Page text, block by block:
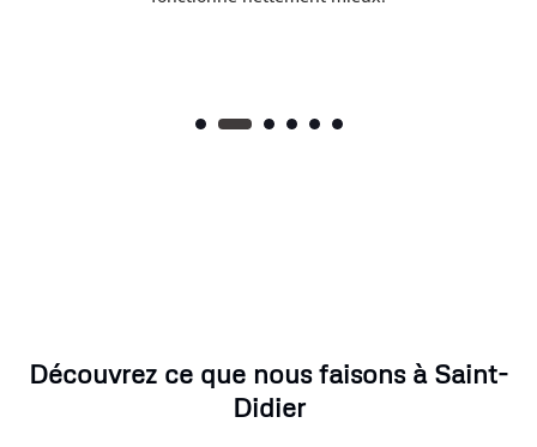
Découvrez ce que nous faisons à Saint-
Didier